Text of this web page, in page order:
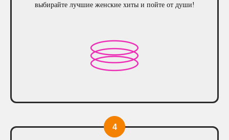
выбирайте лучшие женские хиты и пойте от души!
находимся